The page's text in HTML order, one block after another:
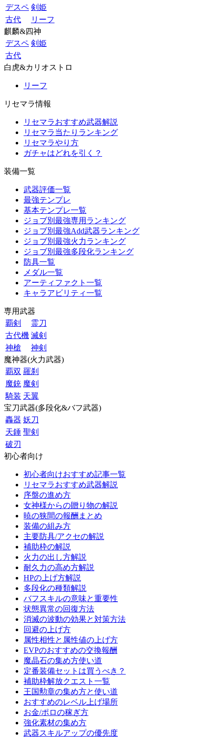
デスペ 剣姫
古代
リーフ
麒麟&四神
デスペ 剣姫
古代
白虎&カリオストロ
リーフ
リセマラ情報
リセマラおすすめ武器解説
リセマラ当たりランキング
リセマラやり方
ガチャはどれを引く？
装備一覧
武器評価一覧
最強テンプレ
基本テンプレ一覧
ジョブ別最強専用ランキング
ジョブ別最強Add武器ランキング
ジョブ別最強火力ランキング
ジョブ別最強多段化ランキング
防具一覧
メダル一覧
アーティファクト一覧
キャラアビリティ一覧
専用武器
覇剣
霊刀
古代機 滅剣
神槍
神剣
魔神器(火力武器)
覇双 羅刹
魔銃 魔剣
騎装 天翼
宝刀武器(多段化&バフ武器)
轟器 妖刀
天錘 聖剣
破刃
初心者向け
初心者向けおすすめ記事一覧
リセマラおすすめ武器解説
序盤の進め方
女神様からの贈り物の解説
暁の狭間の報酬まとめ
装備の組み方
主要防具/アクセの解説
補助枠の解説
火力の出し方解説
耐久力の高め方解説
HPの上げ方解説
多段化の種類解説
バフスキルの意味と重要性
状態異常の回復方法
消滅の波動の効果と対策方法
回避の上げ方
属性相性と属性値の上げ方
EVPのおすすめの交換報酬
魔晶石の集め方使い道
定番装備セットは買うべき？
補助枠解放クエスト一覧
王国勲章の集め方と使い道
おすすめのレベル上げ場所
お金/ポロの稼ぎ方
強化素材の集め方
武器スキルアップの優先度